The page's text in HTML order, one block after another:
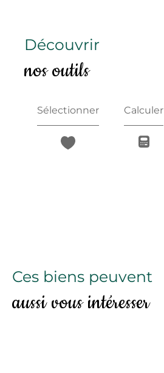
découvrir
nos outils
Sélectionner Calculer
Ces biens peuvent
aussi vous intéresser